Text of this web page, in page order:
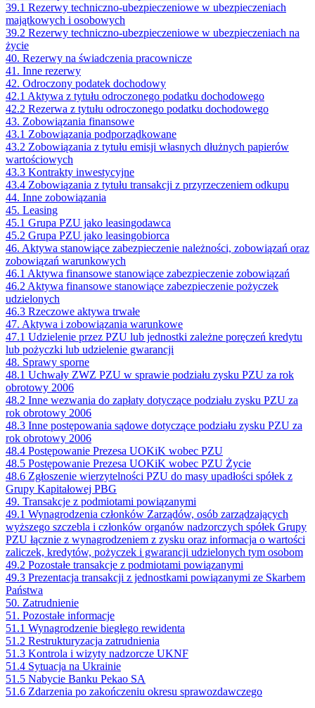
39.1 Rezerwy techniczno-ubezpieczeniowe w ubezpieczeniach
majątkowych i osobowych
39.2 Rezerwy techniczno-ubezpieczeniowe w ubezpieczeniach na
życie
40. Rezerwy na świadczenia pracownicze
41. Inne rezerwy
42. Odroczony podatek dochodowy
42.1 Aktywa z tytułu odroczonego podatku dochodowego
42.2 Rezerwa z tytułu odroczonego podatku dochodowego
43. Zobowiązania finansowe
43.1 Zobowiązania podporządkowane
43.2 Zobowiązania z tytułu emisji własnych dłużnych papierów
wartościowych
43.3 Kontrakty inwestycyjne
43.4 Zobowiązania z tytułu transakcji z przyrzeczeniem odkupu
44. Inne zobowiązania
45. Leasing
45.1 Grupa PZU jako leasingodawca
45.2 Grupa PZU jako leasingobiorca
46. Aktywa stanowiące zabezpieczenie należności, zobowiązań oraz
zobowiązań warunkowych
46.1 Aktywa finansowe stanowiące zabezpieczenie zobowiązań
46.2 Aktywa finansowe stanowiące zabezpieczenie pożyczek
udzielonych
46.3 Rzeczowe aktywa trwałe
47. Aktywa i zobowiązania warunkowe
47.1 Udzielenie przez PZU lub jednostki zależne poręczeń kredytu
lub pożyczki lub udzielenie gwarancji
48. Sprawy sporne
48.1 Uchwały ZWZ PZU w sprawie podziału zysku PZU za rok
obrotowy 2006
48.2 Inne wezwania do zapłaty dotyczące podziału zysku PZU za
rok obrotowy 2006
48.3 Inne postępowania sądowe dotyczące podziału zysku PZU za
rok obrotowy 2006
48.4 Postępowanie Prezesa UOKiK wobec PZU
48.5 Postępowanie Prezesa UOKiK wobec PZU Życie
48.6 Zgłoszenie wierzytelności PZU do masy upadłości spółek z
Grupy Kapitałowej PBG
49. Transakcje z podmiotami powiązanymi
49.1 Wynagrodzenia członków Zarządów, osób zarządzających
wyższego szczebla i członków organów nadzorczych spółek Grupy
PZU łącznie z wynagrodzeniem z zysku oraz informacja o wartości
zaliczek, kredytów, pożyczek i gwarancji udzielonych tym osobom
49.2 Pozostałe transakcje z podmiotami powiązanymi
49.3 Prezentacja transakcji z jednostkami powiązanymi ze Skarbem
Państwa
50. Zatrudnienie
51. Pozostałe informacje
51.1 Wynagrodzenie biegłego rewidenta
51.2 Restrukturyzacja zatrudnienia
51.3 Kontrola i wizyty nadzorcze UKNF
51.4 Sytuacja na Ukrainie
51.5 Nabycie Banku Pekao SA
51.6 Zdarzenia po zakończeniu okresu sprawozdawczego